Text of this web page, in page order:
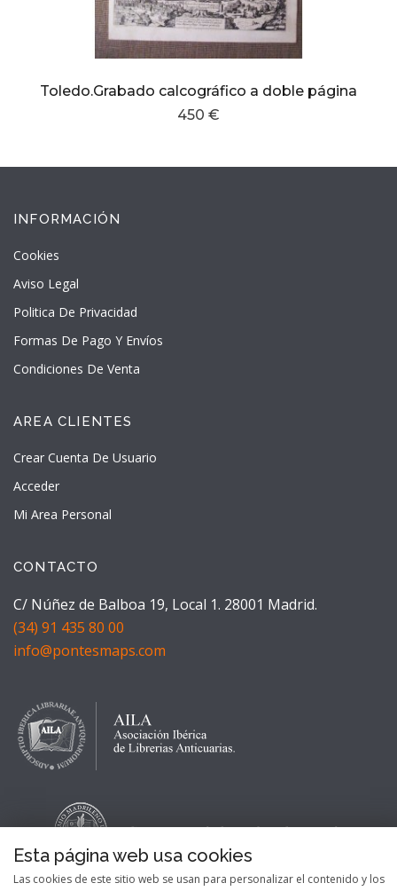
Toledo.Grabado calcográfico a doble página
450 €
INFORMACIÓN
Cookies
Aviso Legal
Politica De Privacidad
Formas De Pago Y Envíos
Condiciones De Venta
AREA CLIENTES
Crear Cuenta De Usuario
Acceder
Mi Area Personal
CONTACTO
C/ Núñez de Balboa 19, Local 1. 28001 Madrid.
(34) 91 435 80 00
info@pontesmaps.com
Esta página web usa cookies
Las cookies de este sitio web se usan para personalizar el contenido y los